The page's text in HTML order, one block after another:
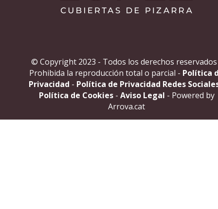
© Copyright 2023 - Todos los derechos
Prohibida la reproducción total o parcial - Política
Privacidad - Política de Privacidad Redes
Política de Cookies- Aviso Legal - Powered by
Arrova.cat